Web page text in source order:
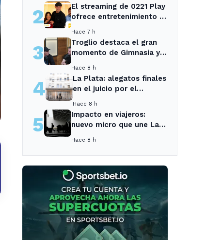
2
El streaming de 0221 Play
ofrece entretenimiento y
Hace 7 h
3
Troglio destaca el gran
momento de Gimnasia y
entrenador
Hace 8 h
4
La Plata: alegatos finales
en el juicio por el
Hace 8 h
5
Impacto en viajeros:
nuevo micro que une La
tramo específico
Hace 8 h